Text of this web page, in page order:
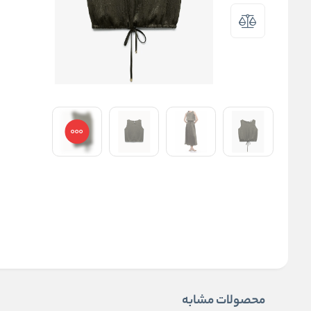
محصولات مشابه